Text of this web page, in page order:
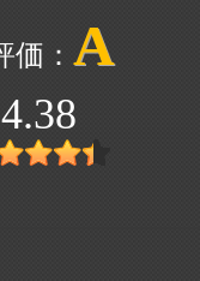
A
4.38